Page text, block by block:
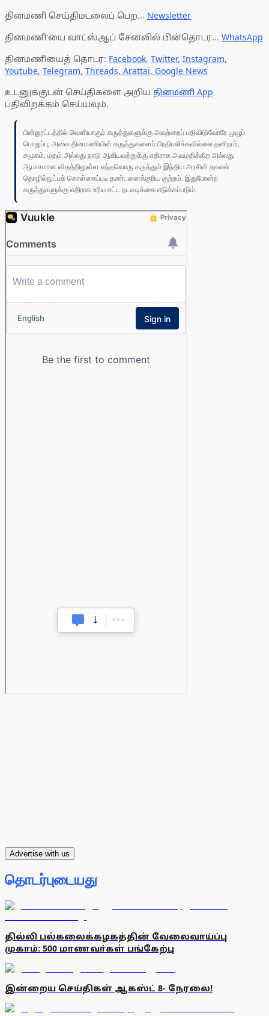
தினமணி செய்திமடலைப் பெற... Newsletter
தினமணி'யை வாட்ஸ்ஆப் சேனலில் பின்தொடர... WhatsApp
தினமணியைத் தொடர: Facebook, Twitter, Instagram,
Youtube, Telegram, Threads, Arattai, Google News
உடனுக்குடன் செய்திகளை அறிய தினமணி App
பதிவிறக்கம் செய்யவும்.
பின்னூட்டத்தில் வெளியாகும் கருத்துகளுக்கு அவற்றைப் பதிவிடுவோரே முழுப்
பொறுப்பு; அவை தினமணியின் கருத்துகளைப் பிரதிபலிக்கவில்லை.தனிநபர்,
சமூகம், மதம் அல்லது நாடு ஆகியவற்றுக்கு எதிராக அவமதிக்கிற அல்லது
ஆபாசமான விதத்திலுள்ள எந்தவொரு கருத்தும் இந்திய அரசின் தகவல்
தொழில்நுட்பக் கொள்கைப்படி தண்டனைக்குரிய குற்றம். இதுபோன்ற
கருத்துகளுக்கு எதிராக உரிய சட்ட நடவடிக்கை எடுக்கப்படும்.
Advertise with us
தொடர்புடையது
தில்லி பல்கலைக்கழகத்தின் வேலைவாய்ப்பு
முகாம்: 500 மாணவா்கள் பங்கேற்பு
இன்றைய செய்திகள் ஆகஸ்ட் 8- நேரலை!